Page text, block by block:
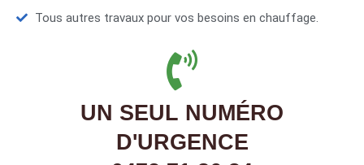
Tous autres travaux pour vos besoins en chauffage.
UN SEUL NUMÉRO
D'URGENCE